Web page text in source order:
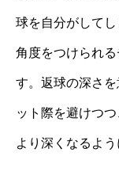
球を自分がして
角度をつけられ
す。返球の深さ
ット際を避けつ
より深くなるよう